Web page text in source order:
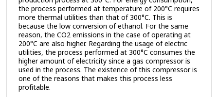
the process performed at temperature of 200°C requires
more thermal utilities than that of 300°C. This is
because the low conversion of ethanol. For the same
reason, the CO2 emissions in the case of operating at
200°C are also higher. Regarding the usage of electric
utilities, the process performed at 300°C consumes the
higher amount of electricity since a gas compressor is
used in the process. The existence of this compressor is
one of the reasons that makes this process less
profitable.